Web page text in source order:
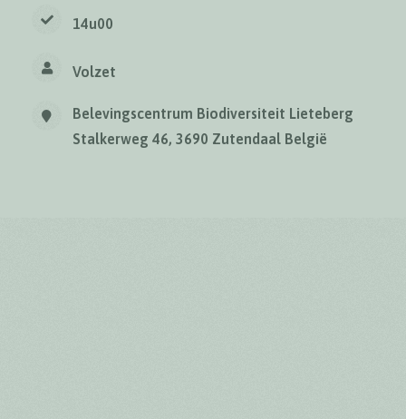
14u00
Volzet
Belevingscentrum Biodiversiteit Lieteberg
Stalkerweg 46, 3690 Zutendaal België